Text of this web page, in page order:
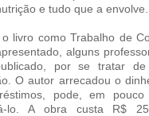
e tudo que a envolve.
livro como Trabalho de
alguns
por se tratar
O autor arrecadou o
pode, em
lo. A obra custa R$